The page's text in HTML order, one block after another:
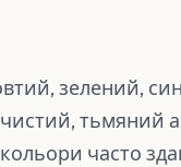
зелений,
чистий, тьмяний
кольори часто